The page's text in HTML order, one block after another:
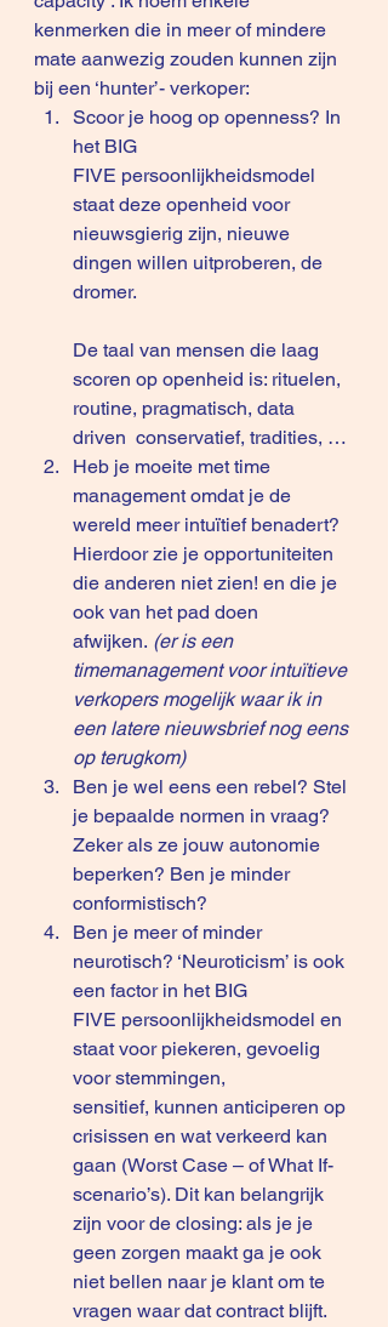
kenmerken die in meer of mindere
mate aanwezig zouden kunnen zijn
bij een ‘hunter’- verkoper:
Scoor je hoog op openness? In
het BIG
FIVE persoonlijkheidsmodel
staat deze openheid voor
nieuwsgierig zijn, nieuwe
dingen willen uitproberen, de
dromer.
De taal van mensen die laag
scoren op openheid is: rituelen,
routine, pragmatisch, data
driven  conservatief, tradities, …
Heb je moeite met time
management omdat je de
wereld meer intuïtief benadert?
Hierdoor zie je opportuniteiten
die anderen niet zien! en die je
ook van het pad doen
afwijken. (er is een
timemanagement voor intuïtieve
verkopers mogelijk waar ik in
een latere nieuwsbrief nog eens
op terugkom)
Ben je wel eens een rebel? Stel
je bepaalde normen in vraag?
Zeker als ze jouw autonomie
beperken? Ben je minder
conformistisch?
Ben je meer of minder
neurotisch? ‘Neuroticism’ is ook
een factor in het BIG
FIVE persoonlijkheidsmodel en
staat voor piekeren, gevoelig
voor stemmingen,
sensitief, kunnen anticiperen op
crisissen en wat verkeerd kan
gaan (Worst Case – of What If-
scenario’s). Dit kan belangrijk
zijn voor de closing: als je je
geen zorgen maakt ga je ook
niet bellen naar je klant om te
vragen waar dat contract blijft.